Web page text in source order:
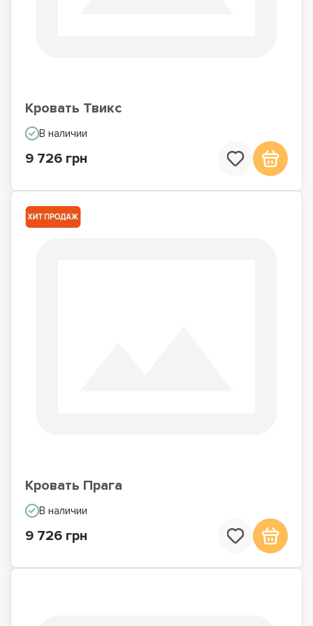
Кровать Твикс
В наличии
9 726 грн
Кровать Прага
В наличии
9 726 грн